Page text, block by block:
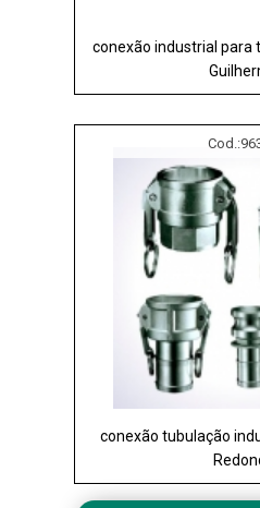
conexão industrial para
Cod.:
conexão tubulação